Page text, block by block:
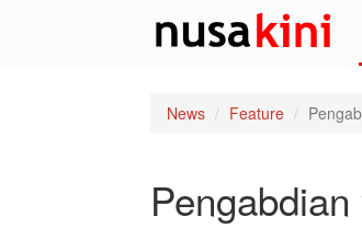
News Feature